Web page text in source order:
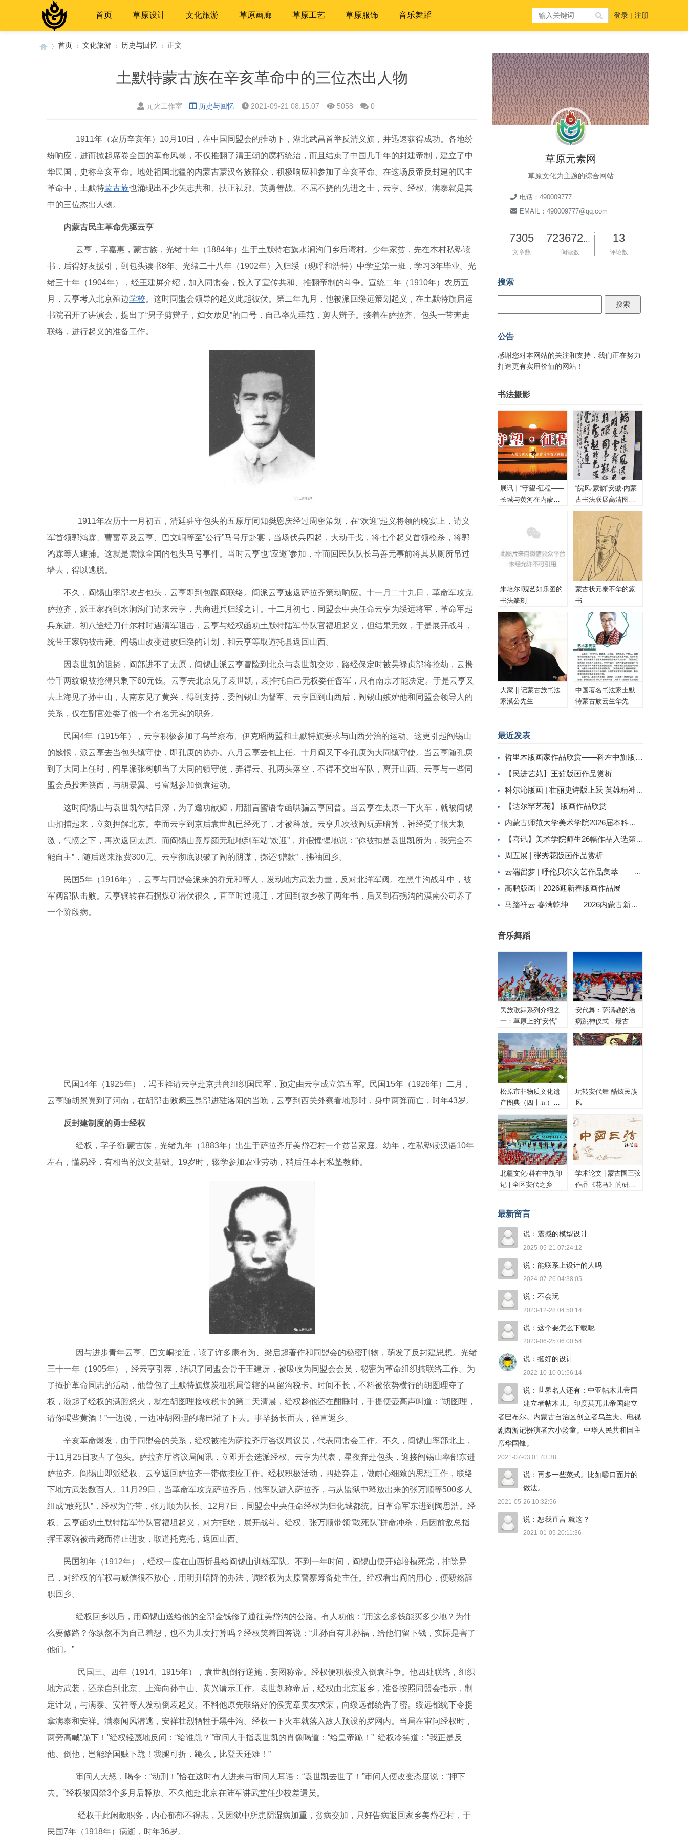
首页 草原设计 文化旅游 草原画廊 草原工艺 草原服饰 音乐舞蹈 登录 | 注册
首页 文化旅游 历史与回忆 正文
土默特蒙古族在辛亥革命中的三位杰出人物
元火工作室 历史与回忆 2021-09-21 08:15:07 5058 0
1911年（农历辛亥年）10月10日，在中国同盟会的推动下，湖北武昌首举反清义旗，并迅速获得成功。各地纷
纷响应，进而掀起席卷全国的革命风暴，不仅推翻了清王朝的腐朽统治，而且结束了中国几千年的封建帝制，建立了中
华民国，史称辛亥革命。地处祖国北疆的内蒙古蒙汉各族群众，积极响应和参加了辛亥革命。在这场反帝反封建的民主
革命中，土默特蒙古族也涌现出不少矢志共和、扶正祛邪、英勇善战、不屈不挠的先进之士，云亨、经权、满泰就是其
中的三位杰出人物。
内蒙古民主革命先驱云亨
云亨，字嘉惠，蒙古族，光绪十年（1884年）生于土默特右旗水涧沟门乡后湾村。少年家贫，先在本村私塾读
书，后得好友援引，到包头读书8年。光绪二十八年（1902年）入归绥（现呼和浩特）中学堂第一班，学习3年毕业。光
绪三十年（1904年），经王建屏介绍，加入同盟会，投入了宣传共和、推翻帝制的斗争。宣统二年（1910年）农历五
月，云亨考入北京殖边学校。这时同盟会领导的起义此起彼伏。第二年九月，他被派回绥远策划起义，在土默特旗启运
书院召开了讲演会，提出了“男子剪辫子，妇女放足”的口号，自己率先垂范，剪去辫子。接着在萨拉齐、包头一带奔走
联络，进行起义的准备工作。
1911年农历十一月初五，清廷驻守包头的五原厅同知樊恩庆经过周密策划，在“欢迎”起义将领的晚宴上，请义
军首领郭鸿霖、曹富章及云亨、巴文峒等至“公行”马号厅赴宴，当场伏兵四起，大动干戈，将七个起义首领枪杀，将郭
鸿霖等人逮捕。这就是震惊全国的包头马号事件。当时云亨也“应邀”参加，幸而回民队队长马善元事前将其从厕所吊过
墙去，得以逃脱。
不久，阎锡山率部攻占包头，云亨即到包跟阎联络。阎派云亨速返萨拉齐策动响应。十一月二十九日，革命军攻克
萨拉齐，派王家驹到水涧沟门请来云亨，共商进兵归绥之计。十二月初七，同盟会中央任命云亨为绥远将军，革命军起
兵东进。初八途经刀什尔村时遇清军阻击，云亨与经权函劝土默特陆军带队官福坦起义，但结果无效，于是展开战斗，
统带王家驹被击毙。阎锡山改变进攻归绥的计划，和云亨等取道托县返回山西。
因袁世凯的阻挠，阎部进不了太原，阎锡山派云亨冒险到北京与袁世凯交涉，路经保定时被吴禄贞部将抢劫，云携
带千两纹银被抢得只剩下60元钱。云亨去北京见了袁世凯，袁推托自己无权委任督军，只有南京才能决定。于是云亨又
去上海见了孙中山，去南京见了黄兴，得到支持，委阎锡山为督军。云亨回到山西后，阎锡山嫉妒他和同盟会领导人的
关系，仅在副官处委了他一个有名无实的职务。
民国4年（1915年），云亨积极参加了乌兰察布、伊克昭两盟和土默特旗要求与山西分治的运动。这更引起阎锡山
的嫉恨，派云享去当包头镇守使，即孔庚的协办。八月云享去包上任。十月阎又下令孔庚为大同镇守使。当云亨随孔庚
到了大同上任时，阎早派张树帜当了大同的镇守使，弄得云、孔两头落空，不得不交出军队，离开山西。云亨与一些同
盟会员投奔陕西，与胡景翼、弓富魁参加倒袁运动。
这时阎锡山与袁世凯勾结日深，为了邀功献媚，用甜言蜜语专函哄骗云亨回晋。当云亨在太原一下火车，就被阎锡
山扣捕起来，立刻押解北京。幸而云亨到京后袁世凯已经死了，才被释放。云亨几次被阎玩弄暗算，神经受了很大刺
激，气愤之下，再次返回太原。而阎锡山竟厚颜无耻地到车站“欢迎”，并假惺惺地说：“你被扣是袁世凯所为，我完全不
能自主”，随后送来旅费300元。云亨彻底识破了阎的阴谋，掷还“赠款”，拂袖回乡。
民国5年（1916年），云亨与同盟会派来的乔元和等人，发动地方武装力量，反对北洋军阀。在黑牛沟战斗中，被
军阀部队击败。云亨辗转在石拐煤矿潜伏很久，直至时过境迁，才回到故乡教了两年书，后又到石拐沟的漠南公司养了
一个阶段病。
民国14年（1925年），冯玉祥请云亨赴京共商组织国民军，预定由云亨成立第五军。民国15年（1926年）二月，
云亨随胡景翼到了河南，在胡部击败阚玉昆部进驻洛阳的当晚，云亨到西关外察看地形时，身中两弹而亡，时年43岁。
反封建制度的勇士经权
经权，字子衡,蒙古族，光绪九年（1883年）出生于萨拉齐厅美岱召村一个贫苦家庭。幼年，在私塾读汉语10年
左右，懂易经，有相当的汉文基础。19岁时，辍学参加农业劳动，稍后任本村私塾教师。
因与进步青年云亨、巴文峒接近，读了许多康有为、梁启超著作和同盟会的秘密刊物，萌发了反封建思想。光绪
三十一年（1905年），经云亨引荐，结识了同盟会骨干王建屏，被吸收为同盟会会员，秘密为革命组织搞联络工作。为
了掩护革命同志的活动，他曾包了土默特旗煤炭租税局管辖的马留沟税卡。时间不长，不料被依势横行的胡图理夺了
权，激起了经权的满腔怒火，就在胡图理接收税卡的第二天清晨，经权趁他还在酣睡时，手提便壶高声叫道：“胡图理，
请你喝些黄酒！”一边说，一边冲胡图理的嘴巴灌了下去。事毕扬长而去，径直返乡。
辛亥革命爆发，由于同盟会的关系，经权被推为萨拉齐厅咨议局议员，代表同盟会工作。不久，阎锡山率部北上，
于11月25日攻占了包头。萨拉齐厅咨议局闻讯，立即开会选派经权、云亨为代表，星夜奔赴包头，迎接阎锡山率部东进
萨拉齐。阎锡山即派经权、云亨返回萨拉齐一带做接应工作。经权积极活动，四处奔走，做耐心细致的思想工作，联络
下地方武装数百人。11月29日，当革命军攻克萨拉齐后，他率队进入萨拉齐，与从监狱中释放出来的张万顺等500多人
组成“敢死队”，经权为管带，张万顺为队长。12月7日，同盟会中央任命经权为归化城都统。日革命军东进到陶思浩。经
权、云亨函劝土默特陆军带队官福坦起义，对方拒绝，展开战斗。经权、张万顺带领“敢死队”拼命冲杀，后因前敌总指
挥王家驹被击毙而停止进攻，取道托克托，返回山西。
民国初年（1912年），经权一度在山西忻县给阎锡山训练军队。不到一年时间，阎锡山便开始培植死党，排除异
己，对经权的军权与威信很不放心，用明升暗降的办法，调经权为太原警察筹备处主任。经权看出阎的用心，便毅然辞
职回乡。
经权回乡以后，用阎锡山送给他的全部金钱修了通往美岱沟的公路。有人劝他：“用这么多钱能买多少地？为什
么要修路？你纵然不为自己着想，也不为儿女打算吗？经权笑着回答说：“儿孙自有儿孙福，给他们留下钱，实际是害了
他们。”
民国三、四年（1914、1915年），袁世凯倒行逆施，妄图称帝。经权便积极投入倒袁斗争。他四处联络，组织
地方武装，还亲自到北京、上海向孙中山、黄兴请示工作。袁世凯称帝后，经权由北京返乡，准备按照同盟会指示，制
定计划，与满泰、安祥等人发动倒袁起义。不料他原先联络好的侯宪章卖友求荣，向绥远都统告了密。绥远都统下令捉
拿满泰和安祥。满泰闻风潜逃，安祥壮烈牺牲于黑牛沟。经权一下火车就落入敌人预设的罗网内。当局在审问经权时，
两旁高喊“跪下！”经权轻蔑地反问：“给谁跪？”审问人手指袁世凯的肖像喝道：“给皇帝跪！” 经权冷笑道：“我正是反
他、倒他，岂能给国贼下跪！我腿可折，跪么，比登天还难！”
审问人大怒，喝令：“动刑！”恰在这时有人进来与审问人耳语：“袁世凯去世了！”审问人便改变态度说：“押下
去。”经权被囚禁3个多月后释放。不久他赴北京在陆军讲武堂任少校差遣员。
经权干此闲散职务，内心郁郁不得志，又因狱中所患阴湿病加重，贫病交加，只好告病返回家乡美岱召村，于
民国7年（1918年）病逝，时年36岁。
草原元素网
草原文化为主题的综合网站
电话：490009777
EMAIL：490009777@qq.com
7305
文章数 阅读数
13
评论数
搜索
公告
感谢您对本网站的关注和支持，我们正在努力
打造更有实用价值的网站！
书法摄影
展讯丨“守望·征程——
长城与黄河在内蒙古
“皖风·蒙韵”安徽·内蒙
古书法联展高清图
（一、特邀作品）
朱培尔‖观艺如乐图的
书法篆刻
蒙古状元泰不华的篆
书
大家 || 记蒙古族书法
家漠公先生
中国著名书法家土默
特蒙古族云生华先生
最近发表
哲里木版画家作品欣赏——科左中旗版画家李忠斌作品赏析
【民进艺苑】王茹版画作品赏析
科尔沁版画 | 壮丽史诗版上跃 英雄精神画中传
【达尔罕艺苑】 版画作品欣赏
内蒙古师范大学美术学院2026届本科生毕业作品展美术学专业（版画方向）
【喜讯】美术学院师生26幅作品入选第二届内蒙古自治区小版画暨藏书票展
周五展 | 张秀花版画作品赏析
云端留梦 | 呼伦贝尔文艺作品集萃——姜识民版画选登
高鹏版画︱2026迎新春版画作品展
马踏祥云 春满乾坤——2026内蒙古新春民间工艺美术线上展（三）
音乐舞蹈
民族歌舞系列介绍之
一：草原上的“安代”和
安代舞
安代舞：萨满教的治
病跳神仪式，最古老
的心理治疗！
松原市非物质文化遗
产图典（四十五）蒙
古族安代舞
玩转安代舞 酷炫民族
风
北疆文化·科右中旗印
记 | 全区安代之乡
学术论文 | 蒙古国三弦
作品《花马》的研究
最新留言
说：震撼的模型设计
2025-05-21 07:24:12
说：能联系上设计的人吗
2024-07-26 04:38:05
说：不会玩
2023-12-28 04:50:14
说：这个要怎么下载呢
2023-06-25 06:00:54
说：挺好的设计
2022-10-10 01:56:14
说：世界名人还有：中亚帖木儿帝国
建立者帖木儿。印度莫兀儿帝国建立
者巴布尔。内蒙古自治区创立者乌兰夫。电视
剧西游记扮演者六小龄童。中华人民共和国主
席华国锋。
2021-07-03 01:43:38
说：再多一些菜式。比如嚼口面片的
做法。
2021-05-26 10:32:56
说：恕我直言 就这？
2021-01-05 20:11:36